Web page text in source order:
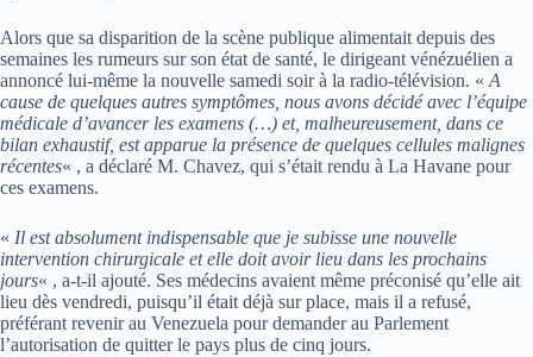
Alors que sa disparition de la scène publique alimentait depuis des
semaines les rumeurs sur son état de santé, le dirigeant vénézuélien a
annoncé lui-même la nouvelle samedi soir à la radio-télévision. « A
cause de quelques autres symptômes, nous avons décidé avec l’équipe
médicale d’avancer les examens (…) et, malheureusement, dans ce
bilan exhaustif, est apparue la présence de quelques cellules malignes
récentes« , a déclaré M. Chavez, qui s’était rendu à La Havane pour
ces examens.
« Il est absolument indispensable que je subisse une nouvelle
intervention chirurgicale et elle doit avoir lieu dans les prochains
jours« , a-t-il ajouté. Ses médecins avaient même préconisé qu’elle ait
lieu dès vendredi, puisqu’il était déjà sur place, mais il a refusé,
préférant revenir au Venezuela pour demander au Parlement
l’autorisation de quitter le pays plus de cinq jours.